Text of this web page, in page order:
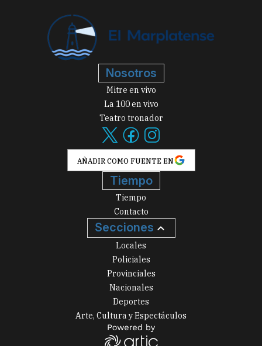
Nosotros
Mitre en vivo
La 100 en vivo
Teatro tronador
AÑADIR COMO FUENTE EN
Tiempo
Tiempo
Contacto
Secciones
Locales
Policiales
Provinciales
Nacionales
Deportes
Arte, Cultura y Espectáculos